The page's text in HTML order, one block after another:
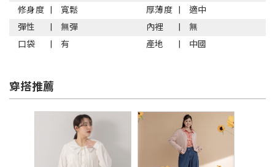
修身度
寬鬆 厚薄度
適中
彈性
無彈 內裡
無
口袋
有 產地 中國
穿搭推薦